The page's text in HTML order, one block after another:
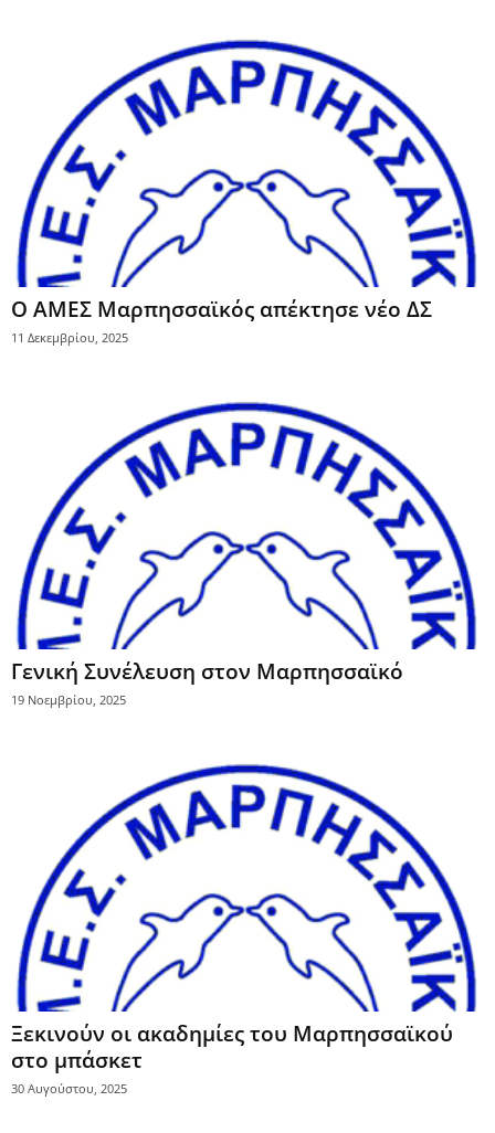
Ο ΑΜΕΣ Μαρπησσαϊκός απέκτησε νέο ΔΣ
11 Δεκεμβρίου, 2025
Γενική Συνέλευση στον Μαρπησσαϊκό
19 Νοεμβρίου, 2025
Ξεκινούν οι ακαδημίες του Μαρπησσαϊκού
στο μπάσκετ
30 Αυγούστου, 2025